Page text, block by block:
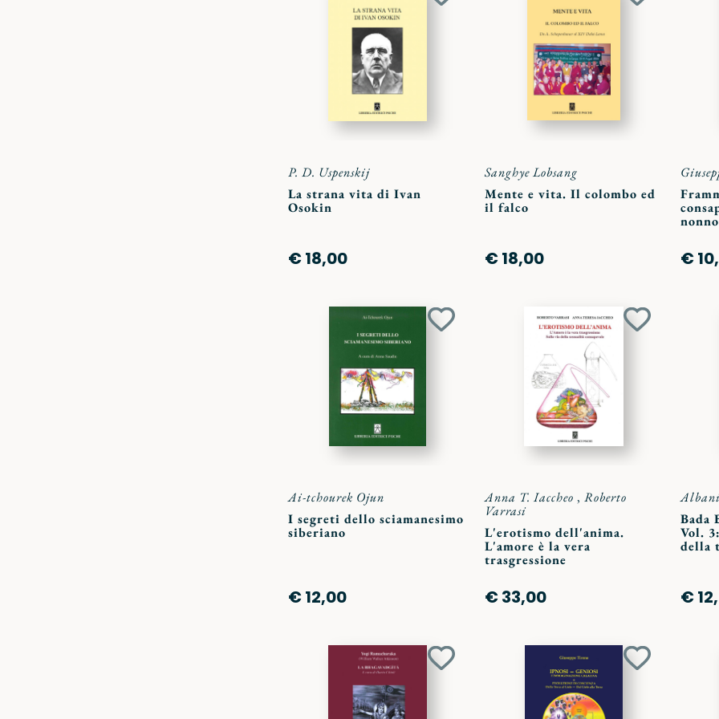
P. D. Uspenskij
La strana vita di Ivan
Osokin
€ 18,00
Sanghye Lobsang
Mente e vita. Il colombo ed
il falco
€ 18,00
nonno
€
Aggiungi
Ai-tchourek Ojun
I segreti dello sciamanesimo
siberiano
€ 12,00
Aggiungi
Anna T. Iaccheo , Roberto
Varrasi
L'erotismo dell'anima.
L'amore è la vera
trasgressione
€ 33,00
Bada
Vol.
della
€
Aggiungi
Aggiungi